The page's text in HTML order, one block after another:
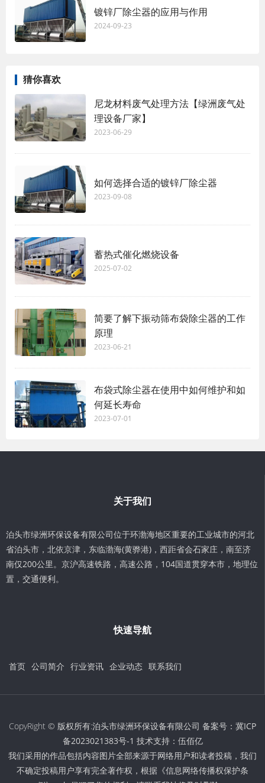
镀锌厂除尘器的应用与作用
2024-09-23
猜你喜欢
尼龙材料废气处理方法【绿洲废气处
理设备厂家】
2023-06-29
如何选择合适的镀锌厂除尘器
2023-09-08
蓄热式催化燃烧设备
2025-07-02
简要了解下振动筛布袋除尘器的工作
原理
2023-06-21
布袋式除尘器在使用中如何维护和如
何延长寿命
2023-07-01
关于我们
泊头市绿洲环保设备有限公司位于环渤海地区重要的工业城市的河北
省泊头市，北依京津，东临渤海(黄骅港)，西距省会石家庄，南至济
南仅200公里。京沪高速铁路，高速公路，104国道贯穿本市，地理位
置，交通便利。
快速导航
首页 公司简介 行业资讯 企业动态 联系我们
CopyRight © 版权所有:泊头市绿洲环保设备有限公司 备案号： 冀ICP
备2023021383号-1 技术支持： 伍佰亿
我们采用的作品包括内容图片全部来源于网络用户和读者投稿，我们
不确定投稿用户享有完全著作权，根据《信息网络传播权保护条